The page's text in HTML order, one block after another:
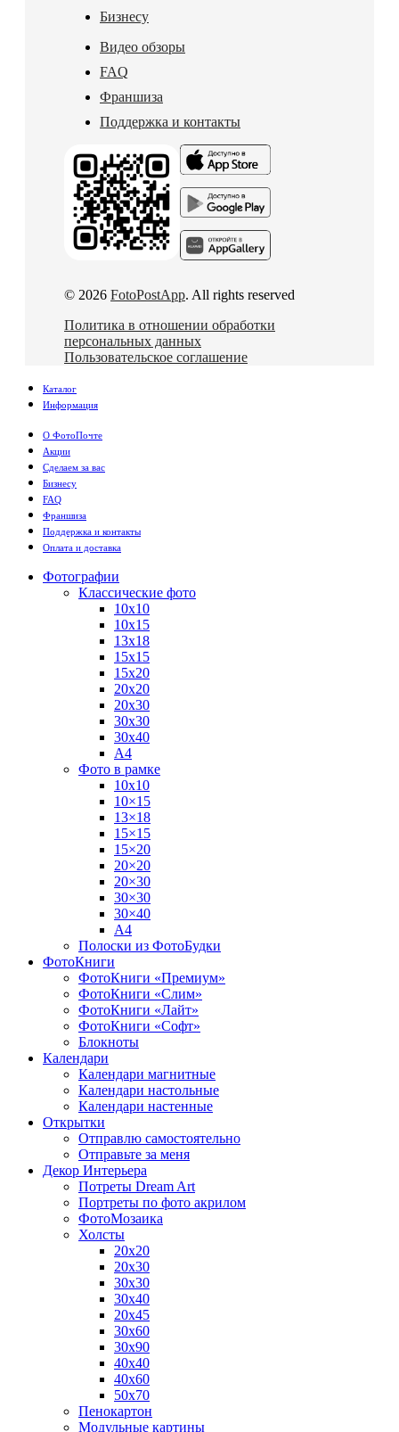
Бизнесу
Видео обзоры
FAQ
Франшиза
Поддержка и контакты
© 2026 FotoPostApp. All rights reserved
Политика в отношении обработки
персональных данных
Пользовательское соглашение
Каталог
Информация
О ФотоПочте
Акции
Сделаем за вас
Бизнесу
FAQ
Франшиза
Поддержка и контакты
Оплата и доставка
Фотографии
Классические фото
10х10
10х15
13х18
15х15
15х20
20х20
20х30
30х30
30х40
А4
Фото в рамке
10х10
10×15
13×18
15×15
15×20
20×20
20×30
30×30
30×40
A4
Полоски из ФотоБудки
ФотоКниги
ФотоКниги «Премиум»
ФотоКниги «Слим»
ФотоКниги «Лайт»
ФотоКниги «Софт»
Блокноты
Календари
Календари магнитные
Календари настольные
Календари настенные
Открытки
Отправлю самостоятельно
Отправьте за меня
Декор Интерьера
Потреты Dream Art
Портреты по фото акрилом
ФотоМозаика
Холсты
20х20
20х30
30х30
30х40
20х45
30х60
30х90
40х40
40х60
50х70
Пенокартон
Модульные картины